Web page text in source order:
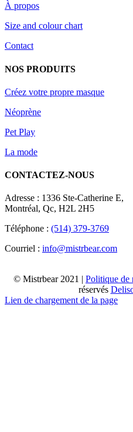
À propos
Size and colour chart
Contact
NOS PRODUITS
Créez votre propre masque
Néoprène
Pet Play
La mode
CONTACTEZ-NOUS
Adresse : 1336 Ste-Catherine E,
Montréal, Qc, H2L 2H5
Téléphone : (514) 379-3769
Courriel : info@mistrbear.com
© Mistrbear 2021 | Politique de
réservés
Lien de chargement de la page